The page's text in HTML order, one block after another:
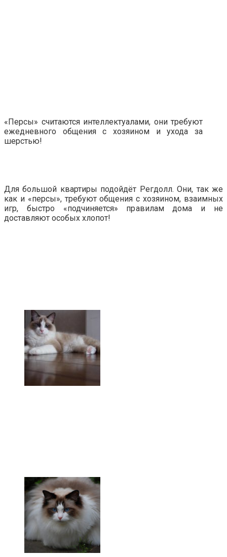
«Персы» считаются интеллектуалами, они требуют
ежедневного общения с хозяином и ухода за
шерстью!
Для большой квартиры подойдёт Регдолл. Они, так же
как и «персы», требуют общения с хозяином, взаимных
игр, быстро «подчиняется» правилам дома и не
доставляют особых хлопот!